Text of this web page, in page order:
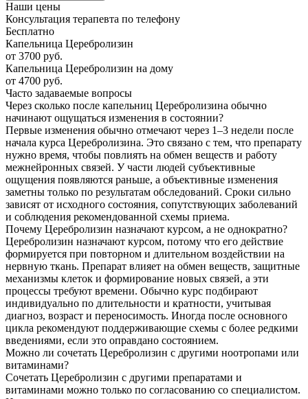
Наши цены
Консультация терапевта по телефону
Бесплатно
Капельница Церебролизин
от 3700 руб.
Капельница Церебролизин на дому
от 4700 руб.
Часто задаваемые вопросы
Через сколько после капельниц Церебролизина обычно
начинают ощущаться изменения в состоянии?
Первые изменения обычно отмечают через 1–3 недели после
начала курса Церебролизина. Это связано с тем, что препарату
нужно время, чтобы повлиять на обмен веществ и работу
межнейронных связей. У части людей субъективные
ощущения появляются раньше, а объективные изменения
заметны только по результатам обследований. Сроки сильно
зависят от исходного состояния, сопутствующих заболеваний
и соблюдения рекомендованной схемы приема.
Почему Церебролизин назначают курсом, а не однократно?
Церебролизин назначают курсом, потому что его действие
формируется при повторном и длительном воздействии на
нервную ткань. Препарат влияет на обмен веществ, защитные
механизмы клеток и формирование новых связей, а эти
процессы требуют времени. Обычно курс подбирают
индивидуально по длительности и кратности, учитывая
диагноз, возраст и переносимость. Иногда после основного
цикла рекомендуют поддерживающие схемы с более редкими
введениями, если это оправдано состоянием.
Можно ли сочетать Церебролизин с другими ноотропами или
витаминами?
Сочетать Церебролизин с другими препаратами и
витаминами можно только по согласованию со специалистом.